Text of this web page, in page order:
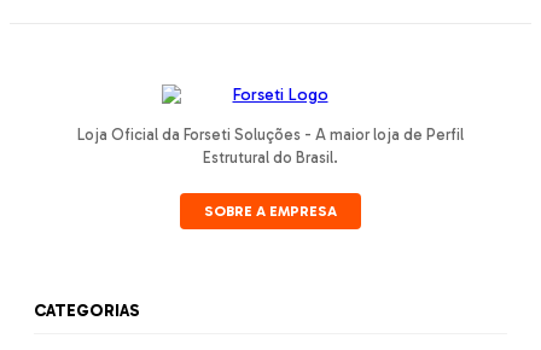
Loja Oficial da Forseti Soluções - A maior loja de Perfil
Estrutural do Brasil.
SOBRE A EMPRESA
CATEGORIAS